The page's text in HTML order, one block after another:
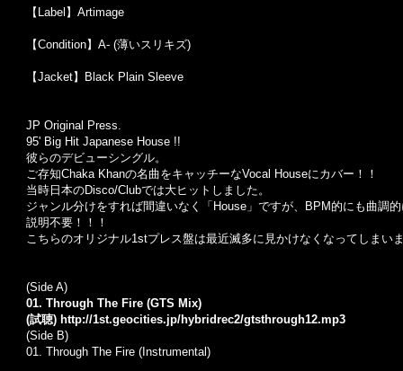
【Label】Artimage
【Condition】A- (薄いスリキズ)
【Jacket】Black Plain Sleeve
JP Original Press.
95' Big Hit Japanese House !!
彼らのデビューシングル。
ご存知Chaka Khanの名曲をキャッチーなVocal Houseにカバー！！
当時日本のDisco/Clubでは大ヒットしました。
ジャンル分けをすれば間違いなく「House」ですが、BPM的にも曲調
説明不要！！！
こちらのオリジナル1stプレス盤は最近滅多に見かけなくなってしまい
(Side A)
01. Through The Fire (GTS Mix)
(試聴) http://1st.geocities.jp/hybridrec2/gtsthrough12.mp3
(Side B)
01. Through The Fire (Instrumental)